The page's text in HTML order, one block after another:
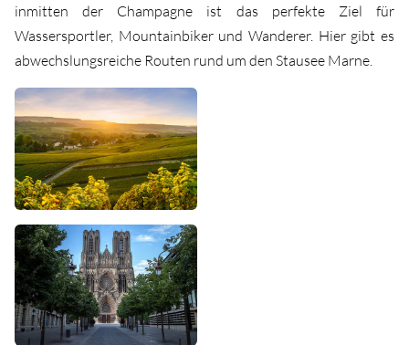
inmitten der Champagne ist das perfekte Ziel für
Wassersportler, Mountainbiker und Wanderer. Hier gibt es
abwechslungsreiche Routen rund um den Stausee Marne.